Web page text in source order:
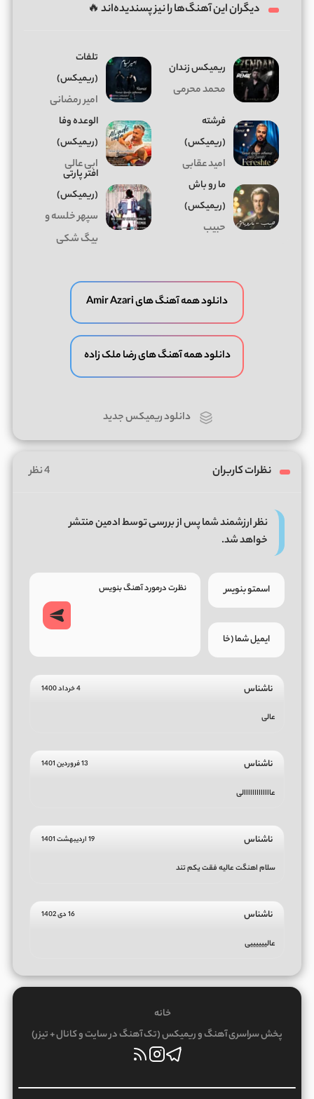
دیگران این آهنگ‌ها را نیز پسندیده‌اند 🔥
ریمیکس زندان
محمد محرمی
تلفات
(ریمیکس)
امیر رمضانی
فرشته
(ریمیکس)
امید عقابی
الوعده وفا
(ریمیکس)
ابی عالی
ما رو باش
(ریمیکس)
حبیب
افتر پارتی
(ریمیکس)
سپهر خلسه و
بیگ شکی
دانلود همه آهنگ های Amir Azari
دانلود همه آهنگ های رضا ملک زاده
دانلود ریمیکس جدید
نظرات کاربران 4 نظر
نظر ارزشمند شما پس از بررسی توسط ادمین منتشر
خواهد شد.
ناشناس 4 خرداد 1400
عالی
ناشناس 13 فروردین 1401
عااااااااااااالی
ناشناس 19 اردیبهشت 1401
سلام اهنگت عالیه فقت یکم تند
ناشناس 16 دی 1402
عالییییییی
خانه
پخش سراسری آهنگ و ریمیکس (تک آهنگ در سایت و کانال + تیزر)